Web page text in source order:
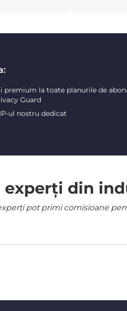
premium la toate planurile de
Guard
ul nostru dedicat
experți din
pot primi comisioane